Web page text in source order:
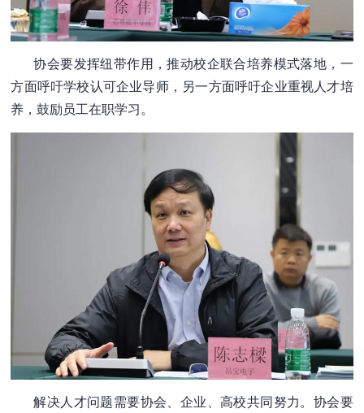
协会要发挥纽带作用，推动校企联合培养模式落地，一
方面呼吁学校认可企业导师，另一方面呼吁企业重视人才培
养，鼓励员工在职学习。
解决人才问题需要协会、企业、高校共同努力。协会要